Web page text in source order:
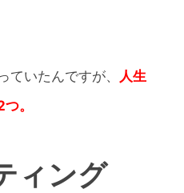
ていたんですが、 人生
。
ィング